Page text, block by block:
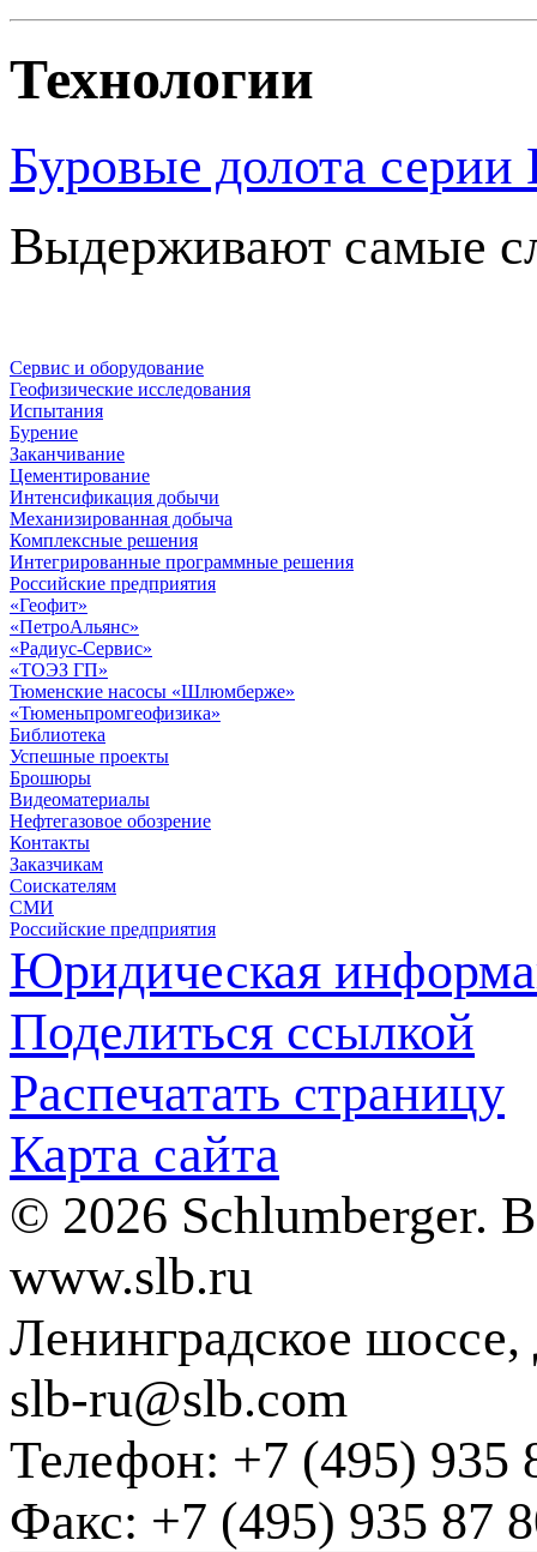
Технологии
Буровые долота
Выдерживают самые
Сервис и оборудование
Геофизические исследования
Испытания
Бурение
Заканчивание
Цементирование
Интенсификация добычи
Механизированная добыча
Комплексные решения
Интегрированные программные решения
Российские предприятия
«Геофит»
«ПетроАльянс»
«Радиус-Сервис»
«ТОЭЗ ГП»
Тюменские насосы «Шлюмберже»
«Тюменьпромгеофизика»
Библиотека
Успешные проекты
Брошюры
Видеоматериалы
Нефтегазовое обозрение
Контакты
Заказчикам
Соискателям
СМИ
Российские предприятия
Юридическая
Поделиться ссылкой
Распечатать страницу
Карта сайта
© 2026 Schlumberger.
www.slb.ru
Ленинградское
slb-ru@slb.com
Телефон: +7 (495) 935
Факс: +7 (495) 935 87